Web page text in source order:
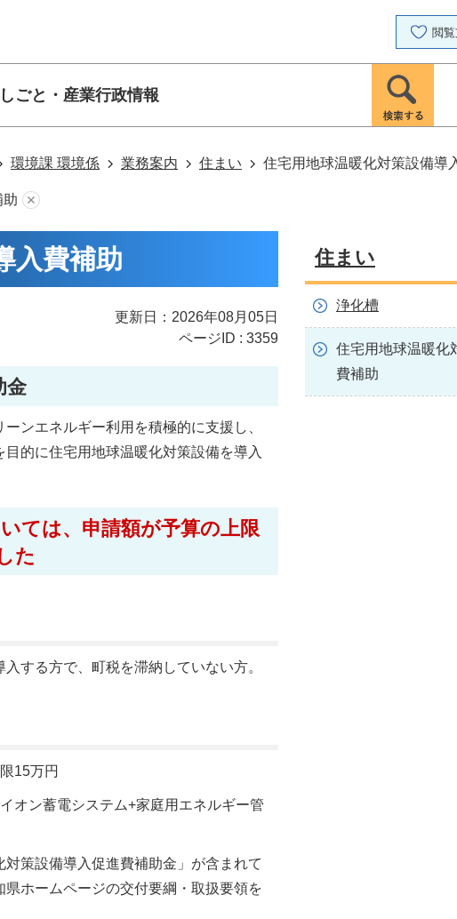
閲
しごと・産業行政情報
環境課 環境係 業務案内 住まい 住宅用地球温暖化対策設備導
助
入費補助
更新日：2026年08月05日
ページID : 3359
金
ンエネルギー利用を積極的に支援し、
的に住宅用地球温暖化対策設備を導入
ては、申請額が予算の上限
た
する方で、町税を滞納していない方。
15万円
オン蓄電システム+家庭用エネルギー管
策設備導入促進費補助金」が含まれて
ホームページの交付要綱・取扱要領を
住まい
浄化槽
住宅用地球温暖化
費補助